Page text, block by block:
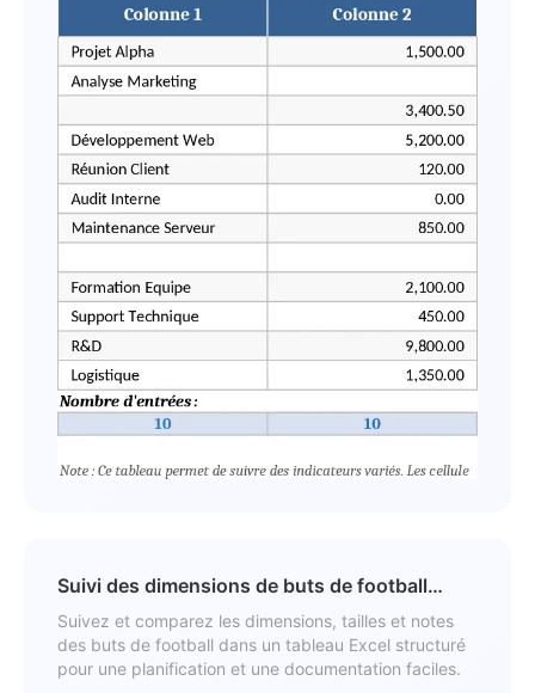
Suivi des dimensions de buts de football
Modèle
Suivez et comparez les dimensions, tailles et notes
des buts de football dans un tableau Excel structuré
pour une planification et une documentation faciles.